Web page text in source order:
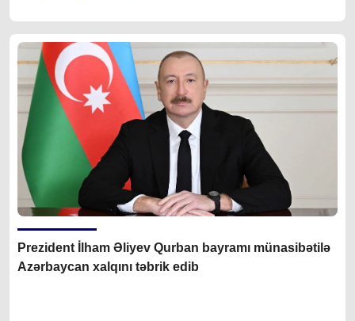
Prezident İlham Əliyev Qurban bayramı münasibətilə
Azərbaycan xalqını təbrik edib